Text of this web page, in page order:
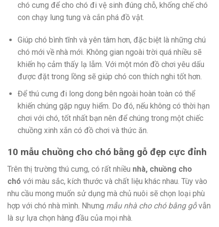
chó cưng để cho chó đi vệ sinh đúng chỗ, khống chế chó
con chạy lung tung và cắn phá đồ vật.
Giúp chó bình tĩnh và yên tâm hơn, đặc biệt là những chú
chó mới về nhà mới. Không gian ngoài trời quá nhiều sẽ
khiến họ cảm thấy lạ lẫm. Với một món đồ chơi yêu dấu
được đặt trong lồng sẽ giúp chó con thích nghi tốt hơn.
Để thú cưng đi long dong bên ngoài hoàn toàn có thể
khiến chúng gặp nguy hiểm. Do đó, nếu không có thời hạn
chơi với chó, tốt nhất bạn nên để chúng trong một chiếc
chuồng xinh xắn có đồ chơi và thức ăn.
10 mẫu chuồng cho chó bằng gỗ đẹp cực đỉnh
Trên thị trường thú cưng, có rất nhiều nhà, chuồng cho
chó với màu sắc, kích thước và chất liệu khác nhau. Tùy vào
nhu cầu mong muốn sử dụng mà chủ nuôi sẽ chọn loại phù
hợp với chó nhà mình. Nhưng mẫu nhà cho chó bằng gỗvẫn
là sự lựa chọn hàng đầu của mọi nhà.